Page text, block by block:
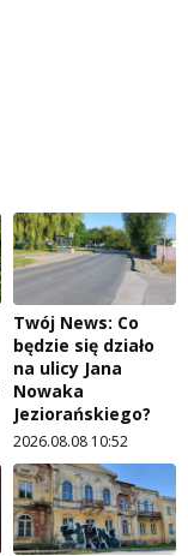
Twój News: Co
będzie się działo
na ulicy Jana
Nowaka
Jeziorańskiego?
2026.08.08 10:52